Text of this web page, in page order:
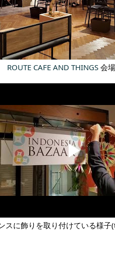
ROUTE CAFE AND THINGS 会
スに飾りを取り付けている様